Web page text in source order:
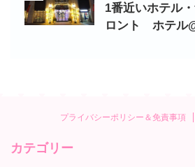
1番近いホテ
ロント ホテル
プライバシーポリシー＆免責事項
カテゴリー